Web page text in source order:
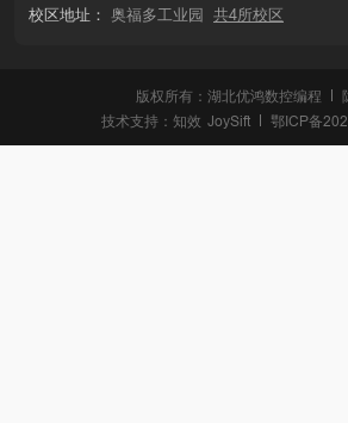
校区地址： 奥福多工业园 共4所校区
版权所有：湖北优鸿数控编程
技术支持： 知效 JoySift 鄂ICP备